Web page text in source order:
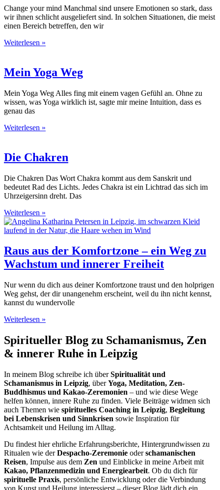
Change your mind Manchmal sind unsere Emotionen so stark, dass
wir ihnen schlicht ausgeliefert sind. In solchen Situationen, die meist
einen Bereich betreffen, den wir
Weiterlesen »
Mein Yoga Weg
Mein Yoga Weg Alles fing mit einem vagen Gefühl an. Ohne zu
wissen, was Yoga wirklich ist, sagte mir meine Intuition, dass es
genau das
Weiterlesen »
Die Chakren
Die Chakren Das Wort Chakra kommt aus dem Sanskrit und
bedeutet Rad des Lichts. Jedes Chakra ist ein Lichtrad das sich im
Uhrzeigersinn dreht. Das
Weiterlesen »
Raus aus der Komfortzone – ein Weg zu
Wachstum und innerer Freiheit
Nur wenn du dich aus deiner Komfortzone traust und den holprigen
Weg gehst, der dir unangenehm erscheint, weil du ihn nicht kennst,
kannst du wundervolle
Weiterlesen »
Spiritueller Blog zu Schamanismus, Zen
& innerer Ruhe in Leipzig
In meinem Blog schreibe ich überSpiritualität und
Schamanismus in Leipzig, überYoga, Meditation, Zen-
Buddhismus und Kakao-Zeremonien – und wie diese Wege
helfen können, innere Ruhe zu finden. Viele Beiträge widmen sich
auch Themen wie spirituelles Coaching in Leipzig, Begleitung
bei Lebenskrisen und Sinnkrisen sowie Inspiration für
Achtsamkeit und Heilung im Alltag.
Du findest hier ehrliche Erfahrungsberichte, Hintergrundwissen zu
Ritualen wie derDespacho-Zeremonie oderschamanischen
Reisen, Impulse aus dem Zen und Einblicke in meine Arbeit mit
Kakao, Pflanzenmedizin und Energiearbeit. Ob du dich für
spirituelle Praxis, persönliche Entwicklung oder die Verbindung